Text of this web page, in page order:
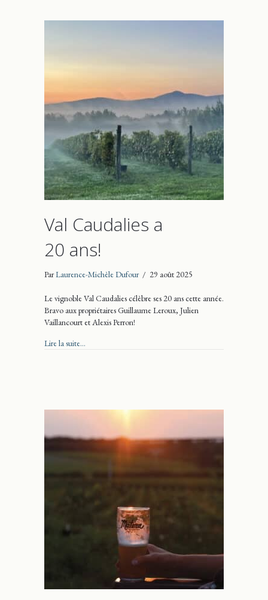
Val Caudalies a
20 ans!
ParLaurence-Michèle Dufour / 29 août 2025
Le vignoble Val Caudalies célèbre ses 20 ans cette année.
Bravo aux propriétaires Guillaume Leroux, Julien
Vaillancourt et Alexis Perron!
Lire la suite...